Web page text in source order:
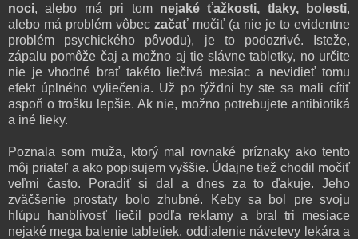
noci, alebo má pri tom nejaké ťažkosti, tlaky, bolesti,
alebo má problém vôbec začať močiť (a nie je to evidentne
problém psychického pôvodu), je to podozrivé. Isteže,
zápalu pomôže čaj a možno aj tie slávne tabletky, no určite
nie je vhodné brať takéto liečivá mesiac a nevidieť tomu
efekt úplného vyliečenia. Už po týždni by ste sa mali cítiť
aspoň o trošku lepšie. Ak nie, možno potrebujete antibiotiká
a iné lieky.
Poznala som muža, ktorý mal rovnaké príznaky ako tento
môj priateľ a ako popisujem vyššie. Údajne tiež chodil močiť
veľmi často. Poradiť si dal a dnes za to ďakuje. Jeho
zväčšenie prostaty bolo zhubné. Keby sa bol pre svoju
hlúpu hanblivosť liečil podľa reklamy a bral tri mesiace
nejaké mega balenie tabletiek, oddialenie návetevy lekára a